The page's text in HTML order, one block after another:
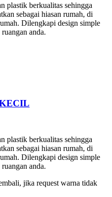
plastik berkualitas sehingga
sebagai hiasan rumah, di
Dilengkapi design simple
anda.
plastik berkualitas sehingga
sebagai hiasan rumah, di
Dilengkapi design simple
anda.
jika request warna tidak